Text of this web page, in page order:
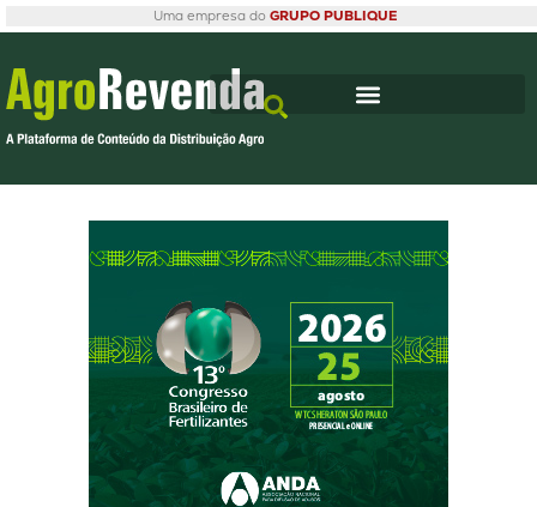
Uma empresa do GRUPO PUBLIQUE